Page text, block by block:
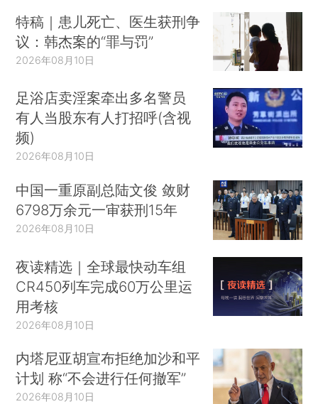
特稿｜患儿死亡、医生获刑争
议：韩杰案的“罪与罚”
2026年08月10日
足浴店卖淫案牵出多名警员
有人当股东有人打招呼(含视
频)
2026年08月10日
中国一重原副总陆文俊 敛财
6798万余元一审获刑15年
2026年08月10日
夜读精选｜全球最快动车组
CR450列车完成60万公里运
用考核
2026年08月10日
内塔尼亚胡宣布拒绝加沙和平
计划 称“不会进行任何撤军”
2026年08月10日